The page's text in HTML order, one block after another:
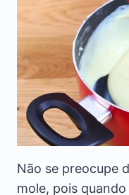
Não se preocupe
mole, pois